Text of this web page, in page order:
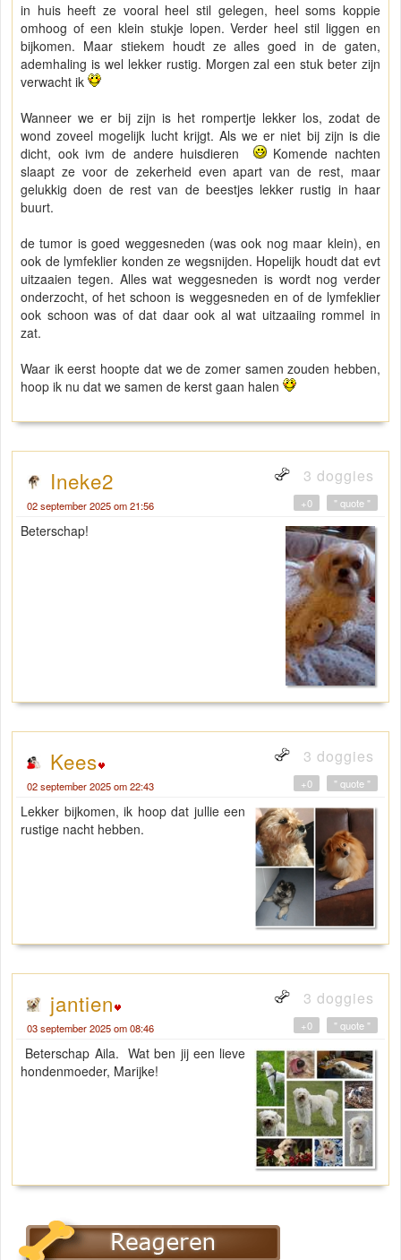
in huis heeft ze vooral heel stil gelegen, heel soms koppie
omhoog of een klein stukje lopen. Verder heel stil liggen en
bijkomen. Maar stiekem houdt ze alles goed in de gaten,
ademhaling is wel lekker rustig. Morgen zal een stuk beter zijn
verwacht ik
Wanneer we er bij zijn is het rompertje lekker los, zodat de
wond zoveel mogelijk lucht krijgt. Als we er niet bij zijn is die
dicht, ook ivm de andere huisdieren
Komende nachten
slaapt ze voor de zekerheid even apart van de rest, maar
gelukkig doen de rest van de beestjes lekker rustig in haar
buurt.
de tumor is goed weggesneden (was ook nog maar klein), en
ook de lymfeklier konden ze wegsnijden. Hopelijk houdt dat evt
uitzaaien tegen. Alles wat weggesneden is wordt nog verder
onderzocht, of het schoon is weggesneden en of de lymfeklier
ook schoon was of dat daar ook al wat uitzaaiing rommel in
zat.
Waar ik eerst hoopte dat we de zomer samen zouden hebben,
hoop ik nu dat we samen de kerst gaan halen
Ineke2 3 doggies
02 september 2025 om 21:56 " quote "
+0
Beterschap!
Kees 3 doggies
02 september 2025 om 22:43 " quote "
+0
Lekker bijkomen, ik hoop dat jullie een
rustige nacht hebben.
jantien 3 doggies
03 september 2025 om 08:46 " quote "
+0
Beterschap Aila. Wat ben jij een lieve
hondenmoeder, Marijke!